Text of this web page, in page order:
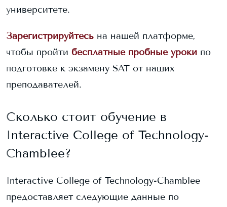
университете.
Зарегистрируйтесь на нашей платформе,
чтобы пройти бесплатные пробные уроки по
подготовке к экзамену SAT от наших
преподавателей.
Сколько стоит обучение в
Interactive College of Technology-
Chamblee?
Interactive College of Technology-Chamblee
предоставляет следующие данные по